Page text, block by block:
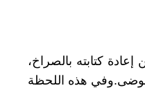
كتابته بالصراخ،
هذه اللحظة